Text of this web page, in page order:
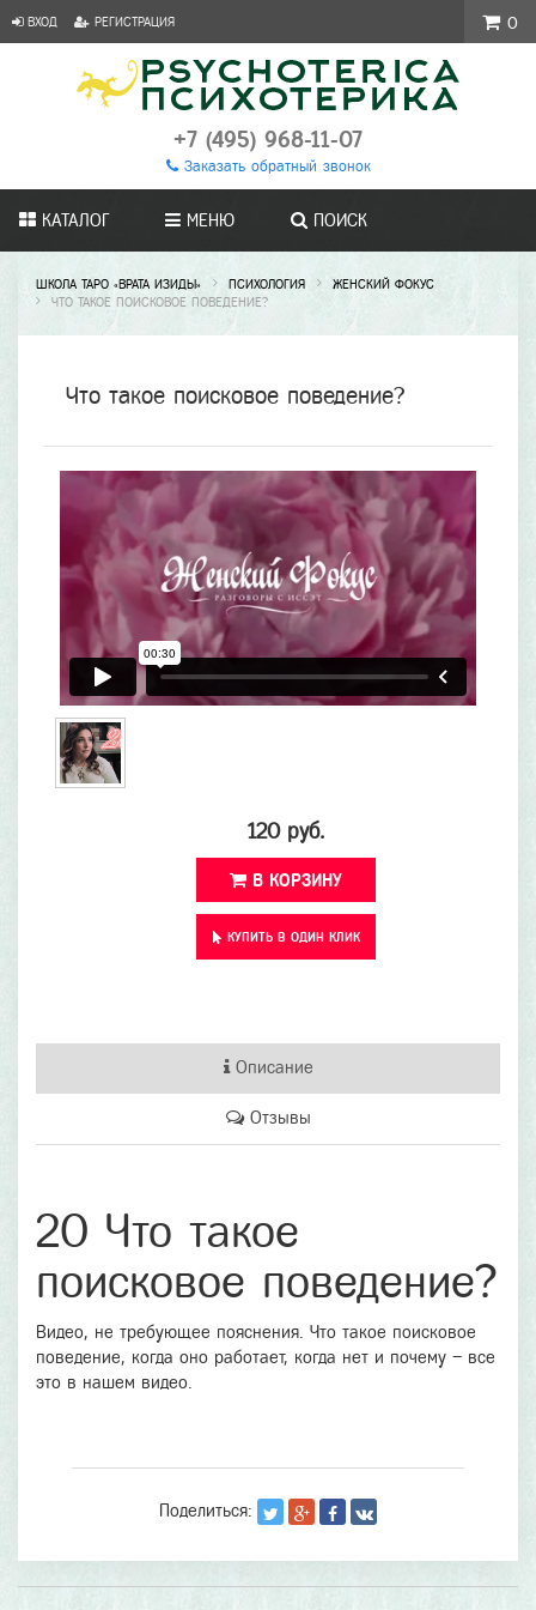
ВХОД РЕГИСТРАЦИЯ
+7 (495) 968-11-07
Заказать обратный звонок
КАТАЛОГ МЕНЮ ПОИСК
ШКОЛА ТАРО «ВРАТА ИЗИДЫ» ПСИХОЛОГИЯ
ЖЕНСКИЙ ФОКУС
ЧТО ТАКОЕ ПОИСКОВОЕ ПОВЕДЕНИЕ?
Что такое поисковое поведение?
120 руб.
В КОРЗИНУ
КУПИТЬ В ОДИН КЛИК
Описание
Отзывы
20 Что такое
поисковое поведение?
Видео, не требующее пояснения. Что такое поисковое
поведение, когда оно работает, когда нет и почему – все
это в нашем видео.
Поделиться:
0